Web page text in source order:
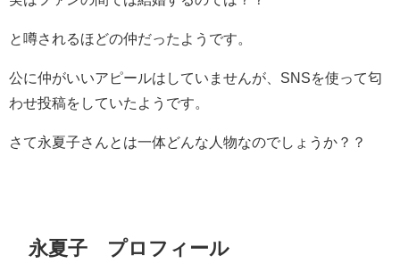
と噂されるほどの仲だったようです。
公に仲がいいアピールはしていませんが、SNSを使って匂
わせ投稿をしていたようです。
さて永夏子さんとは一体どんな人物なのでしょうか？？
永夏子 プロフィール